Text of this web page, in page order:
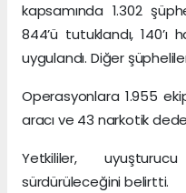
kapsamında 1.302
844’ü tutuklandı,
uygulandı. Diğer
Operasyonlara 1.955
aracı ve 43 narkotik
Yetkililer,
sürdürüleceğini belirtti.